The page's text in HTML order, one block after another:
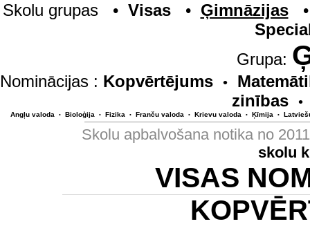
Skolu grupas • Visas• Ģimnāzijas
Grupa:
Nominācijas : Kopvērtējums •
zinības
•
Angļu valoda • Bioloģija • Fizika • Franču valoda • Krievu valoda • Ķīmija •
Skolu apbalvošana notika no
skolu
VISAS